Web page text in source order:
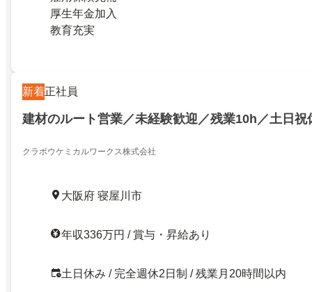
厚生年金加入
教育充実
新着正社員
建材のルート営業／未経験歓迎／残業10h／土日祝
クラボウケミカルワークス株式会社
大阪府 寝屋川市
年収336万円 / 賞与・昇給あり
土日休み / 完全週休2日制 / 残業月20時間以内